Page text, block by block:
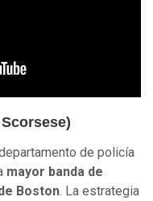
de policía
mayor banda de
Boston . La estrategia